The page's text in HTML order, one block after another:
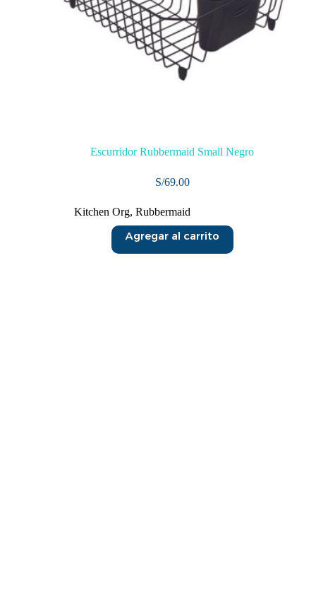
Escurridor Rubbermaid Small Negro
S/69.00
Kitchen Org, Rubbermaid
Agregar al carrito